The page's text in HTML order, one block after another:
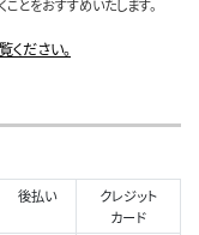
とをおすすめいたします。
ださい。
後払い
クレジット
カード